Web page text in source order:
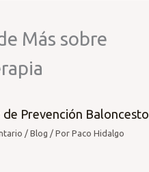
Más sobre
de Prevención Baloncesto
/Blog / PorPaco Hidalgo